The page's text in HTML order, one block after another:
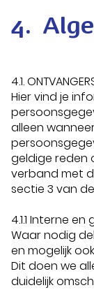
4.
4.1.
Hier vind je
alleen
geldige reden
verband met
sectie 3 van
4.1.1 Interne
Waar nodig
en mogelijk
Dit doen we
duidelijk